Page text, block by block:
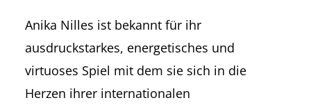
Anika Nilles ist bekannt für ihr
ausdruckstarkes, energetisches und
virtuoses Spiel mit dem sie sich in die
Herzen ihrer internationalen